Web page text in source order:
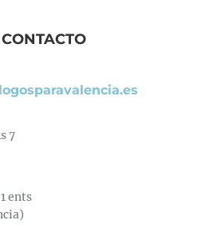
7
ents